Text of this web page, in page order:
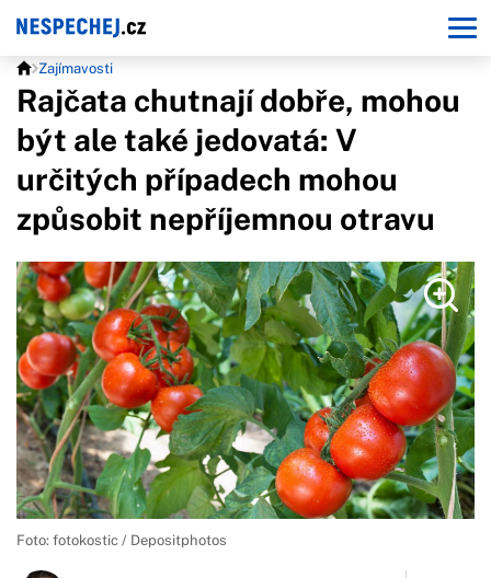
Zajímavosti
Rajčata chutnají dobře, mohou
být ale také jedovatá: V
určitých případech mohou
způsobit nepříjemnou otravu
Foto: fotokostic / Depositphotos